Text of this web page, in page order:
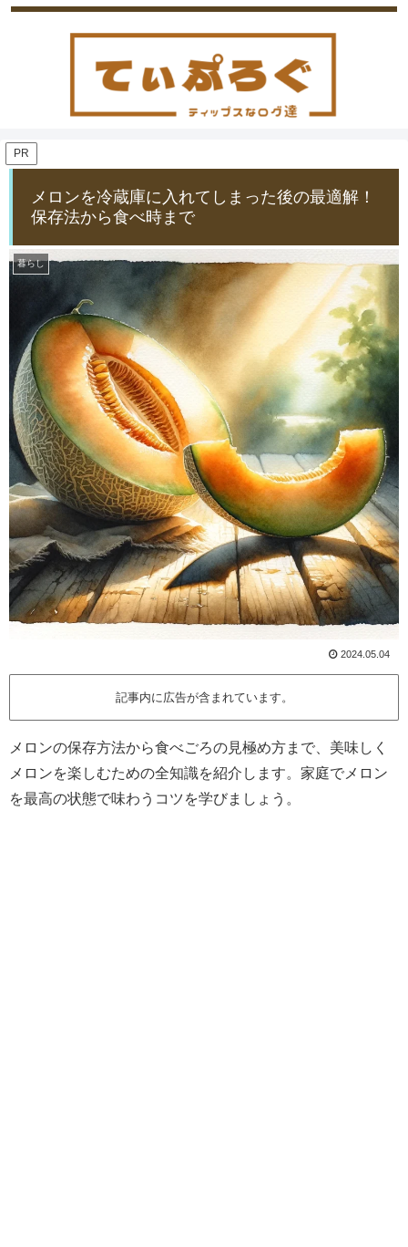
PR
メロンを冷蔵庫に入れてしまった後の最適解！
保存法から食べ時まで
暮らし
2024.05.04
記事内に広告が含まれています。
メロンの保存方法から食べごろの見極め方まで、美味しく
メロンを楽しむための全知識を紹介します。家庭でメロン
を最高の状態で味わうコツを学びましょう。